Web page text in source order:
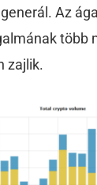
Az
több
zajlik.